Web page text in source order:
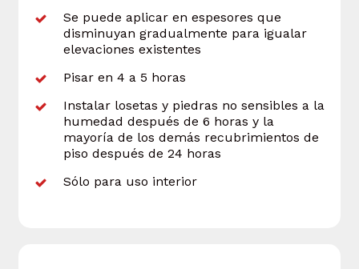
Se puede aplicar en espesores que
disminuyan gradualmente para igualar
elevaciones existentes
Pisar en 4 a 5 horas
Instalar losetas y piedras no sensibles a la
humedad después de 6 horas y la
mayoría de los demás recubrimientos de
piso después de 24 horas
Sólo para uso interior